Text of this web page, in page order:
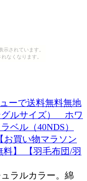
示されています。
なくなります。
ーで送料無料無地
ルサイズ） ホワ
ベル（40NDS）
お買い物マラソン
料】 【羽毛布団/羽
ラルカラー。綿